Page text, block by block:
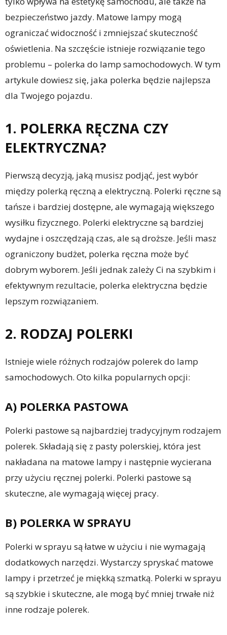
bezpieczeństwo jazdy. Matowe lampy mogą
ograniczać widoczność i zmniejszać skuteczność
oświetlenia. Na szczęście istnieje rozwiązanie tego
problemu – polerka do lamp samochodowych. W tym
artykule dowiesz się, jaka polerka będzie najlepsza
dla Twojego pojazdu.
1. POLERKA RĘCZNA CZY
ELEKTRYCZNA?
Pierwszą decyzją, jaką musisz podjąć, jest wybór
między polerką ręczną a elektryczną. Polerki ręczne są
tańsze i bardziej dostępne, ale wymagają większego
wysiłku fizycznego. Polerki elektryczne są bardziej
wydajne i oszczędzają czas, ale są droższe. Jeśli masz
ograniczony budżet, polerka ręczna może być
dobrym wyborem. Jeśli jednak zależy Ci na szybkim i
efektywnym rezultacie, polerka elektryczna będzie
lepszym rozwiązaniem.
2. RODZAJ POLERKI
Istnieje wiele różnych rodzajów polerek do lamp
samochodowych. Oto kilka popularnych opcji:
A) POLERKA PASTOWA
Polerki pastowe są najbardziej tradycyjnym rodzajem
polerek. Składają się z pasty polerskiej, która jest
nakładana na matowe lampy i następnie wycierana
przy użyciu ręcznej polerki. Polerki pastowe są
skuteczne, ale wymagają więcej pracy.
B) POLERKA W SPRAYU
Polerki w sprayu są łatwe w użyciu i nie wymagają
dodatkowych narzędzi. Wystarczy spryskać matowe
lampy i przetrzeć je miękką szmatką. Polerki w sprayu
są szybkie i skuteczne, ale mogą być mniej trwałe niż
inne rodzaje polerek.